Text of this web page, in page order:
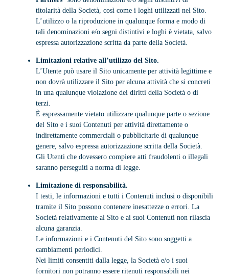
titolarità della Società, così come i loghi utilizzati nel Sito.
L’utilizzo o la riproduzione in qualunque forma e modo di
tali denominazioni e/o segni distintivi e loghi è vietata, salvo
espressa autorizzazione scritta da parte della Società.
Limitazioni relative all’utilizzo del Sito.
L’Utente può usare il Sito unicamente per attività legittime e
non dovrà utilizzare il Sito per alcuna attività che si concreti
in una qualunque violazione dei diritti della Società o di
terzi.
È espressamente vietato utilizzare qualunque parte o sezione
del Sito e i suoi Contenuti per attività direttamente o
indirettamente commerciali o pubblicitarie di qualunque
genere, salvo espressa autorizzazione scritta della Società.
Gli Utenti che dovessero compiere atti fraudolenti o illegali
saranno perseguiti a norma di legge.
Limitazione di responsabilità.
I testi, le informazioni e tutti i Contenuti inclusi o disponibili
tramite il Sito possono contenere inesattezze o errori. La
Società relativamente al Sito e ai suoi Contenuti non rilascia
alcuna garanzia.
Le informazioni e i Contenuti del Sito sono soggetti a
cambiamenti periodici.
Nei limiti consentiti dalla legge, la Società e/o i suoi
fornitori non potranno essere ritenuti responsabili nei